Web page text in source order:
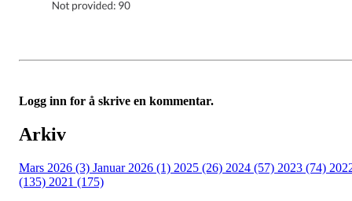
Logg inn for å skrive en kommentar.
Arkiv
Mars 2026 (3) Januar 2026 (1) 2025 (26) 2024 (57) 2023 (74)
(135) 2021 (175)